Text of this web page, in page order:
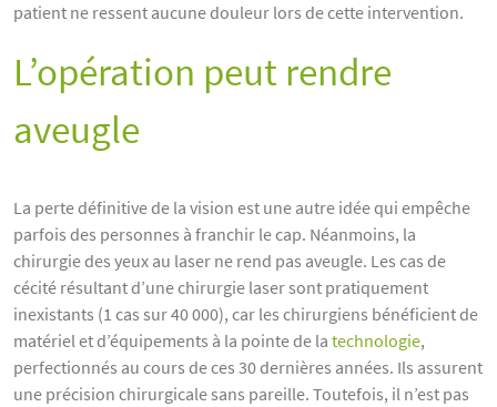
patient ne ressent aucune douleur lors de cette intervention.
L’opération peut rendre
aveugle
La perte définitive de la vision est une autre idée qui empêche
parfois des personnes à franchir le cap. Néanmoins, la
chirurgie des yeux au laser ne rend pas aveugle. Les cas de
cécité résultant d’une chirurgie laser sont pratiquement
inexistants (1 cas sur 40 000), car les chirurgiens bénéficient de
matériel et d’équipements à la pointe de la technologie,
perfectionnés au cours de ces 30 dernières années. Ils assurent
une précision chirurgicale sans pareille. Toutefois, il n’est pas